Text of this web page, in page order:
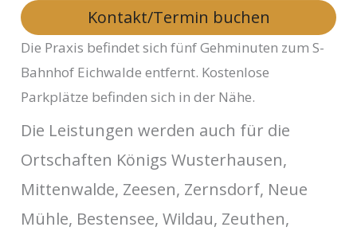
Kontakt/Termin buchen
Die Praxis befindet sich fünf Gehminuten zum S-
Bahnhof Eichwalde entfernt. Kostenlose
Parkplätze befinden sich in der Nähe.
Die Leistungen werden auch für die
Ortschaften Königs Wusterhausen,
Mittenwalde, Zeesen, Zernsdorf, Neue
Mühle, Bestensee, Wildau, Zeuthen,